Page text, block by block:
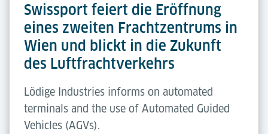
Swissport feiert die Eröffnung
eines zweiten Frachtzentrums in
Wien und blickt in die Zukunft
des Luftfrachtverkehrs
Lödige Industries informs on automated
terminals and the use of Automated Guided
Vehicles (AGVs).